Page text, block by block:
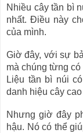
Nhiều cây tần bì
nhất. Điều này
của mình.
Giờ đây, với sự
mà chúng từng
Liệu tần bì núi
danh hiệu cây
Nhưng giờ đây
hậu. Nó có thể